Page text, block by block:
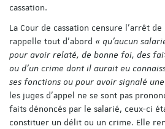
cassation.
La Cour de cassation censure l’arrêt de
rappelle tout d’abord « qu’aucun
pour avoir relaté, de bonne foi, des
ou d’un crime dont il aurait eu
ses fonctions ou pour avoir signalé
les juges d’appel ne se sont pas
faits dénoncés par le salarié, ceux-ci
constituer un délit ou un crime. Elle